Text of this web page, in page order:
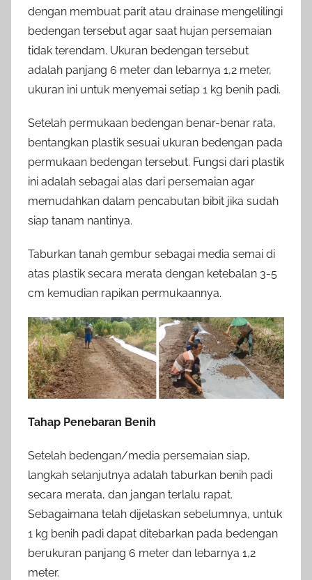
dengan membuat parit atau drainase mengelilingi
bedengan tersebut agar saat hujan persemaian
tidak terendam. Ukuran bedengan tersebut
adalah panjang 6 meter dan lebarnya 1,2 meter,
ukuran ini untuk menyemai setiap 1 kg benih padi.
Setelah permukaan bedengan benar-benar rata,
bentangkan plastik sesuai ukuran bedengan pada
permukaan bedengan tersebut. Fungsi dari plastik
ini adalah sebagai alas dari persemaian agar
memudahkan dalam pencabutan bibit jika sudah
siap tanam nantinya.
Taburkan tanah gembur sebagai media semai di
atas plastik secara merata dengan ketebalan 3-5
cm kemudian rapikan permukaannya.
Tahap Penebaran Benih
Setelah bedengan/media persemaian siap,
langkah selanjutnya adalah taburkan benih padi
secara merata, dan jangan terlalu rapat.
Sebagaimana telah dijelaskan sebelumnya, untuk
1 kg benih padi dapat ditebarkan pada bedengan
berukuran panjang 6 meter dan lebarnya 1,2
meter.